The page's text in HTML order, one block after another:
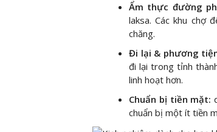
Ẩm thực đường
laksa. Các khu chợ
chăng.
Đi lại & phương
đi lại trong tỉnh
linh hoạt hơn.
Chuẩn bị tiền mặt:
chuẩn bị một ít tiền